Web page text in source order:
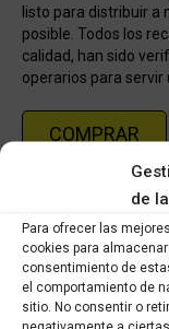
de
Para ofrecer las
cookies para
consentimiento de
el comportamiento de
sitio. No consentir o
listo para distribuir a
posible. Todos los
calidad, han sido
operarios para servir
COMPRAR
KYMCO
Share this product
Share
Share